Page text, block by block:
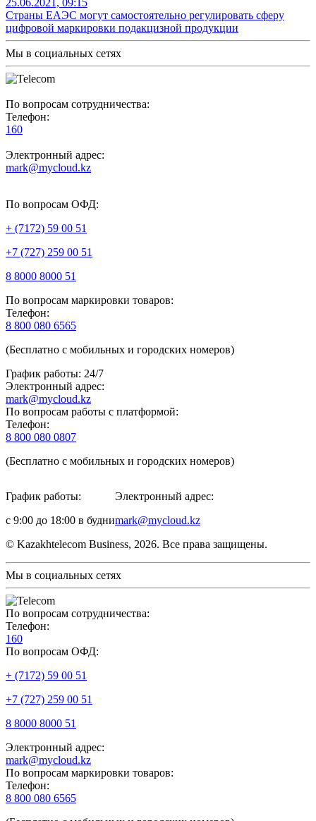
25.06.2021, 09:15
Страны ЕАЭС могут самостоятельно регулировать сферу
цифровой маркировки подакцизной продукции
Мы в социальных сетях
По вопросам сотрудничества:
Телефон:
160
Электронный адрес:
mark@mycloud.kz
По вопросам ОФД:
+ (7172) 59 00 51
+7 (727) 259 00 51
8 8000 8000 51
По вопросам маркировки товаров:
Телефон:
8 800 080 6565
(Бесплатно с мобильных и городских номеров)
График работы: 24/7
Электронный адрес:
mark@mycloud.kz
По вопросам работы с платформой:
Телефон:
8 800 080 0807
(Бесплатно с мобильных и городских номеров)
График работы:
с 9:00 до 18:00 в будни
Электронный адрес:
mark@mycloud.kz
© Kazakhtelecom Business, 2026. Все права защищены.
Мы в социальных сетях
По вопросам сотрудничества:
Телефон:
160
По вопросам ОФД:
+ (7172) 59 00 51
+7 (727) 259 00 51
8 8000 8000 51
Электронный адрес:
mark@mycloud.kz
По вопросам маркировки товаров:
Телефон:
8 800 080 6565